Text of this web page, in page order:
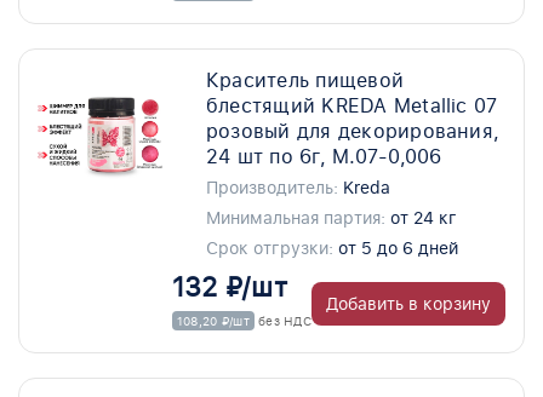
Краситель пищевой
блестящий KREDA Metallic 07
розовый для декорирования,
24 шт по 6г, M.07-0,006
Производитель: Kreda
Минимальная партия: от 24 кг
Срок отгрузки: от 5 до 6 дней
132 ₽/шт
108,20 ₽/шт без НДС
Добавить в корзину